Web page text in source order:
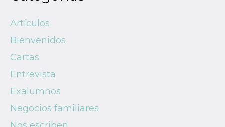
Artículos
Bienvenidos
Cartas
Entrevista
Exalumnos
Negocios familiares